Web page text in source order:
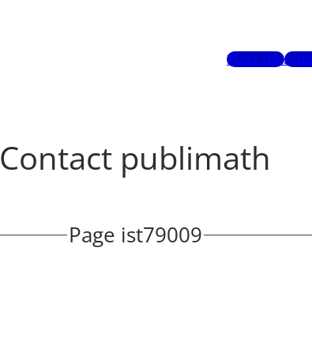
Mots-clés
Contact publimath
Page ist79009